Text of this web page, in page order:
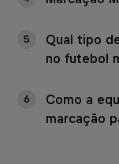
5
Qual tipo
no futebol
6
Como a
marcação